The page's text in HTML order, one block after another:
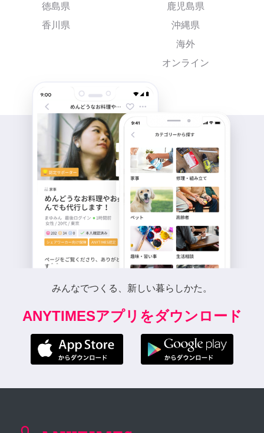
徳島県
香川県
鹿児島県
沖縄県
海外
オンライン
みんなでつくる、新しい暮らしかた。
ANYTIMESアプリをダウンロード